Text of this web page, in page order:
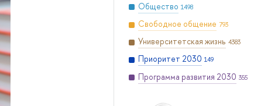
Общество 1498
Свободное общение 793
Университетская жизнь 4383
Приоритет 2030 149
Программа развития 2030 355